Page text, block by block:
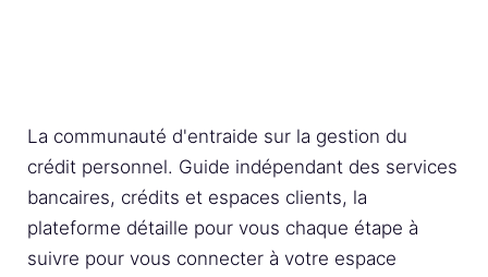
La communauté d'entraide sur la gestion du
crédit personnel. Guide indépendant des services
bancaires, crédits et espaces clients, la
plateforme détaille pour vous chaque étape à
suivre pour vous connecter à votre espace